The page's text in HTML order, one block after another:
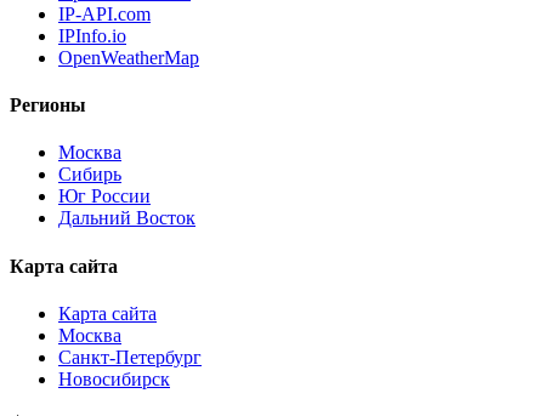
IP-API.com
IPInfo.io
OpenWeatherMap
Регионы
Москва
Сибирь
Юг России
Дальний Восток
Карта сайта
Карта сайта
Москва
Санкт-Петербург
Новосибирск